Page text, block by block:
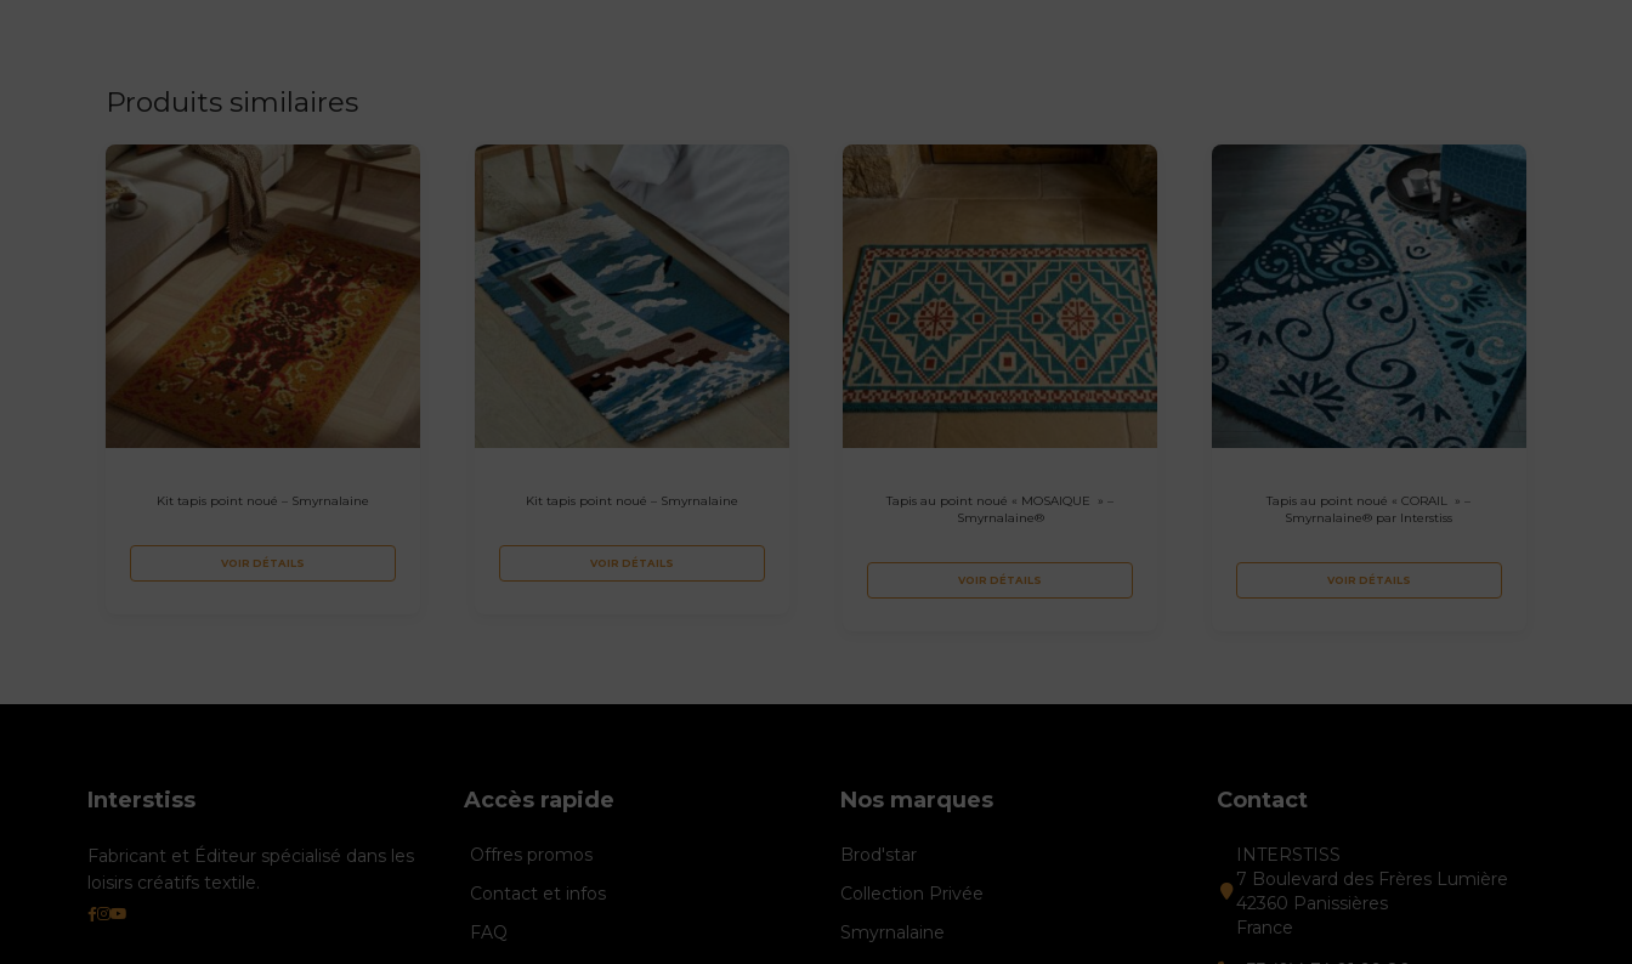
Produits similaires
Kit tapis point noué – Smyrnalaine
VOIR DÉTAILS
Kit tapis point noué – Smyrnalaine
VOIR DÉTAILS
Tapis au point noué « MOSAIQUE » –
Smyrnalaine®
VOIR DÉTAILS
Tapis au point noué « CORAIL » –
Smyrnalaine® par Interstiss
VOIR DÉTAILS
Interstiss
Fabricant et Éditeur spécialisé dans les
loisirs créatifs textile.
Accès rapide
Offres promos
Contact et infos
FAQ
Nos marques
Brod'star
Collection Privée
Smyrnalaine
Contact
INTERSTISS
7 Boulevard des Frères Lumière
42360 Panissières
France